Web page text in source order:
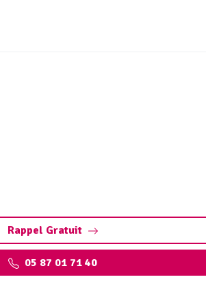
Rappel Gratuit
05 87 01 71 40